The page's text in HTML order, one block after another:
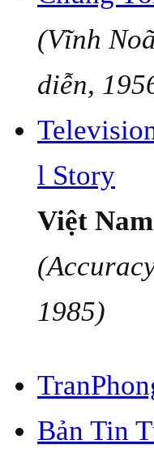
(Vĩnh
diễn,
l Story
Việt
1985)
Bản Tin